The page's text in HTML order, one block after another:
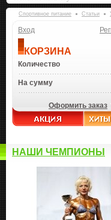
Спортивное питание Статьи
Вход
КОРЗИНА
Количество
На сумму
Оформить заказ
НАШИ ЧЕМПИОНЫ